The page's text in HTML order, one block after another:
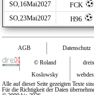
SO,16Mai2027
FCK
SO,23Mai2027
H96
AGB Datenschutz
© Roland
Koslowsky
dreix
Alle auf dieser Seite gezeigten Texte
Für die Richtigkeit der Daten